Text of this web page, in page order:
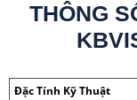
THÔNG
Đặc Tính Kỹ Thuật